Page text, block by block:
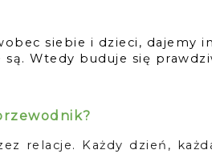
siebie i dzieci, dajemy
Wtedy buduje się
relacje. Każdy dzień,